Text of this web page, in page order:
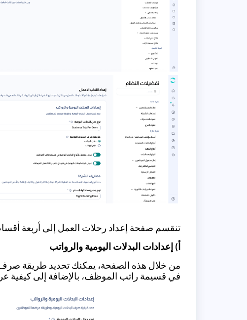
تنقسم صفحة إعداد رحلات العمل إلى أربعة
أ) إعدادات البدلات اليومية والرواتب
من خلال هذه الصفحة، يمكنك تحديد طريقة صرف
في قسيمة راتب الموظف، بالإضافة إلى كيفية